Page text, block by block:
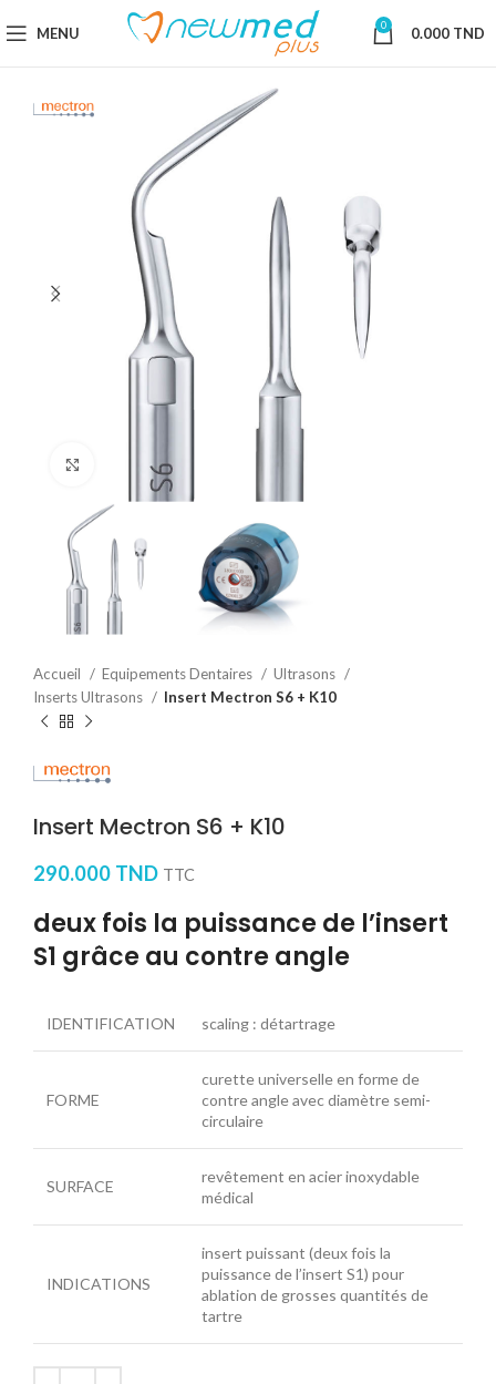
MENU 0 0.000 TND
Cliquez pour agrandir
Accueil Equipements Dentaires
Ultrasons
Inserts Ultrasons
Insert Mectron S6 + K10
Insert Mectron S6 + K10
290.000 TND TTC
deux fois la puissance de l’insert
S1 grâce au contre angle
IDENTIFICATION scaling : détartrage
FORME
curette universelle en forme de
contre angle avec diamètre semi-
circulaire
SURFACE
revêtement en acier inoxydable
médical
INDICATIONS
insert puissant (deux fois la
puissance de l’insert S1) pour
ablation de grosses quantités de
tartre